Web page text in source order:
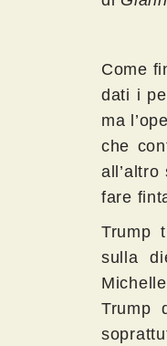
Come
dati i
ma
che
fare
Trump
sulla
Trump